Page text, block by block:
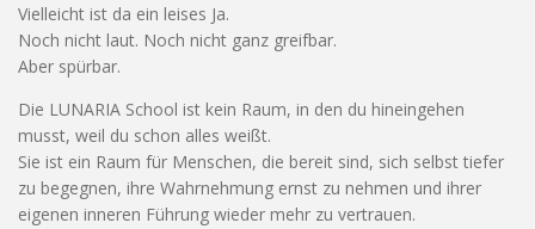
Vielleicht ist da ein leises Ja.
Noch nicht laut. Noch nicht ganz greifbar.
Aber spürbar.
Die LUNARIA School ist kein Raum, in den du hineingehen
musst, weil du schon alles weißt.
Sie ist ein Raum für Menschen, die bereit sind, sich selbst tiefer
zu begegnen, ihre Wahrnehmung ernst zu nehmen und ihrer
eigenen inneren Führung wieder mehr zu vertrauen.